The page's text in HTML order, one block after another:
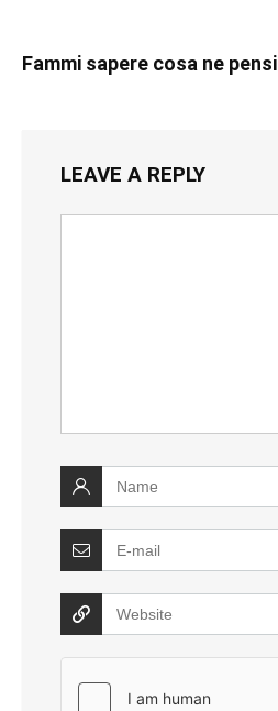
Fammi sapere cosa ne pensi
LEAVE A REPLY